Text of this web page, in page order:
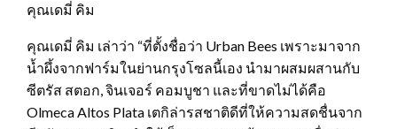
คุณเดมี่ คิม
คุณเดมี่ คิม เล่าว่า “ที่ตั้งชื่อว่า Urban Bees เพราะมาจาก
น้ำผึ้งจากฟาร์มในย่านกรุงโซลนี้เอง นำมาผสมผสานกับ
ซีตรัส สตอก, จินเจอร์ คอมบูชา และที่ขาดไม่ได้คือ
Olmeca Altos Plata เตกิล่ารสชาติดีที่ให้ความสดชื่นจาก